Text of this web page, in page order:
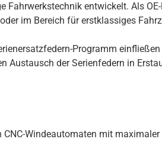
Fahrwerkstechnik entwickelt. Als
im Bereich für erstklassiges
Programm
Austausch der Serienfedern in
Windeautomaten mit